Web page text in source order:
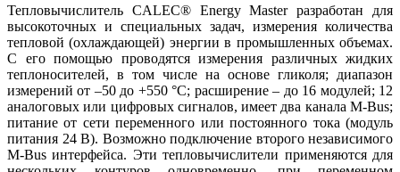
Тепловычислитель CALEC® Energy Master разработан для
высокоточных и специальных задач, измерения количества
тепловой (охлаждающей) энергии в промышленных объемах.
С его помощью проводятся измерения различных жидких
теплоносителей, в том числе на основе гликоля; диапазон
измерений от –50 до +550 °C; расширение – до 16 модулей; 12
аналоговых или цифровых сигналов, имеет два канала M‑Bus;
питание от сети переменного или постоянного тока (модуль
питания 24 В). Возможно подключение второго независимого
M‑Bus интерфейса. Эти тепловычислители применяются для